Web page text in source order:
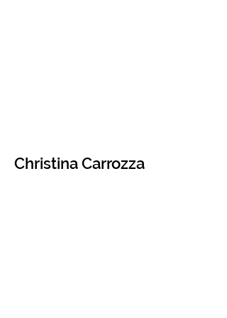
Christina Carrozza